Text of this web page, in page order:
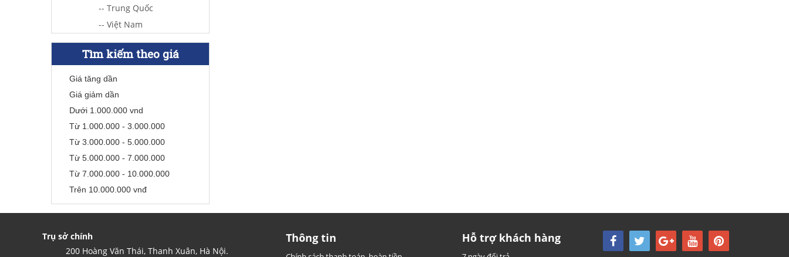
-- Trung Quốc
-- Việt Nam
Tìm kiếm theo giá
Giá tăng dần
Giá giảm dần
Dưới 1.000.000 vnd
Từ 1.000.000 - 3.000.000
Từ 3.000.000 - 5.000.000
Từ 5.000.000 - 7.000.000
Từ 7.000.000 - 10.000.000
Trên 10.000.000 vnđ
Trụ sở chính
200 Hoàng Văn Thái, Thanh Xuân, Hà Nội.
Thông tin Hỗ trợ khách hàng